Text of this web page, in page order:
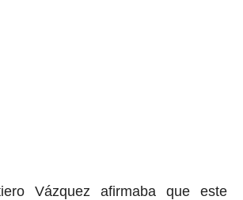
Vázquez afirmaba que este